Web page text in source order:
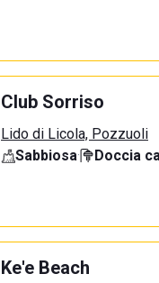
Club Sorriso
Lido di Licola, Pozzuoli
Sabbiosa· Doccia
Ke'e Beach